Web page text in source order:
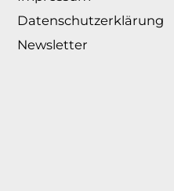
Datenschutzerklärung
Newsletter